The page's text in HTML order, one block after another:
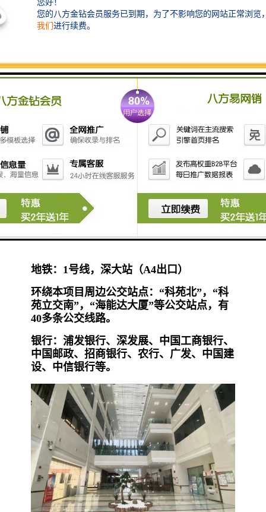
二，项目配套
荣粤酒家南山店、食全食美自助餐、大桥日
本料理、原味街等。
地铁：1号线，深大站（A4出口）
环绕本项目周边公交站点：“科苑北”，“科
苑立交南”，“海能达大厦”等公交站点，有
40多条公交线路。
银行：浦发银行、深发展、中国工商银行、
中国邮政、招商银行、农行、广发、中国建
设、中信银行等。